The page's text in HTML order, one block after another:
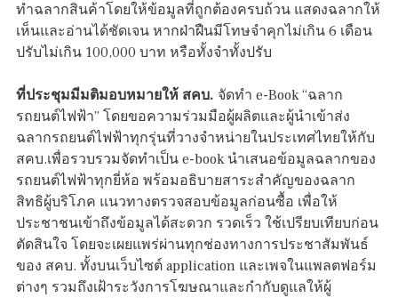
ทำฉลากสินค้าโดยให้ข้อมูลที่ถูกต้องครบถ้วน แสดงฉลากให้
เห็นและอ่านได้ชัดเจน หากฝ่าฝืนมีโทษจำคุกไม่เกิน 6 เดือน
ปรับไม่เกิน 100,000 บาท หรือทั้งจำทั้งปรับ
ที่ประชุมมีมติมอบหมายให้ สคบ. จัดทำ e-Book “ฉลาก
รถยนต์ไฟฟ้า” โดยขอความร่วมมือผู้ผลิตและผู้นำเข้าส่ง
ฉลากรถยนต์ไฟฟ้าทุกรุ่นที่วางจำหน่ายในประเทศไทยให้กับ
สคบ.เพื่อรวบรวมจัดทำเป็น e-book นำเสนอข้อมูลฉลากของ
รถยนต์ไฟฟ้าทุกยี่ห้อ พร้อมอธิบายสาระสำคัญของฉลาก
สิทธิผู้บริโภค แนวทางตรวจสอบข้อมูลก่อนซื้อ เพื่อให้
ประชาชนเข้าถึงข้อมูลได้สะดวก รวดเร็ว ใช้เปรียบเทียบก่อน
ตัดสินใจ โดยจะเผยแพร่ผ่านทุกช่องทางการประชาสัมพันธ์
ของ สคบ. ทั้งบนเว็บไซต์ application และเพจในแพลตฟอร์ม
ต่างๆ รวมถึงเฝ้าระวังการโฆษณาและกำกับดูแลให้ผู้